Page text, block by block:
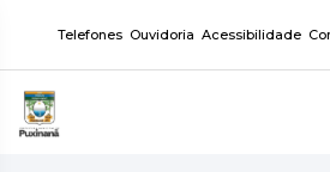
Telefones Ouvidoria Acessibilidade